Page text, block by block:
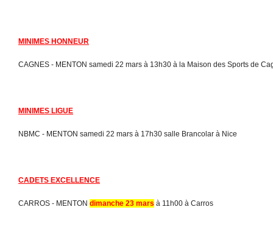
MINIMES HONNEUR
CAGNES - MENTON samedi 22 mars à 13h30 à la Maison des Sports de
MINIMES LIGUE
NBMC - MENTON samedi 22 mars à 17h30 salle Brancolar à Nice
CADETS EXCELLENCE
CARROS - MENTON dimanche 23 mars à 11h00 à Carros